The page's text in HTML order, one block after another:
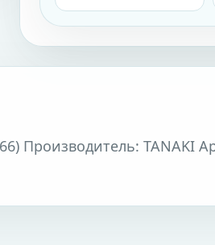
Производитель: TANAKI